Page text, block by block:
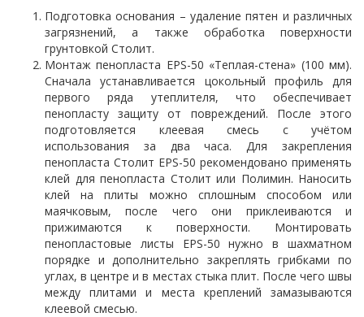
Подготовка основания – удаление пятен и различных
загрязнений, а также обработка поверхности
грунтовкой Столит.
Монтаж пенопласта EPS-50 «Теплая-стена» (100 мм).
Сначала устанавливается цокольный профиль для
первого ряда утеплителя, что обеспечивает
пенопласту защиту от повреждений. После этого
подготовляется клеевая смесь с учётом
использования за два часа. Для закрепления
пенопласта Столит EPS-50 рекомендовано применять
клей для пенопласта Столит или Полимин. Наносить
клей на плиты можно сплошным способом или
маячковым, после чего они приклеиваются и
прижимаются к поверхности. Монтировать
пенопластовые листы EPS-50 нужно в шахматном
порядке и дополнительно закреплять грибками по
углах, в центре и в местах стыка плит. После чего швы
между плитами и места креплений замазываются
клеевой смесью.